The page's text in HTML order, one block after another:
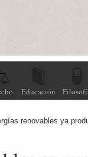
Educación
renovables ya